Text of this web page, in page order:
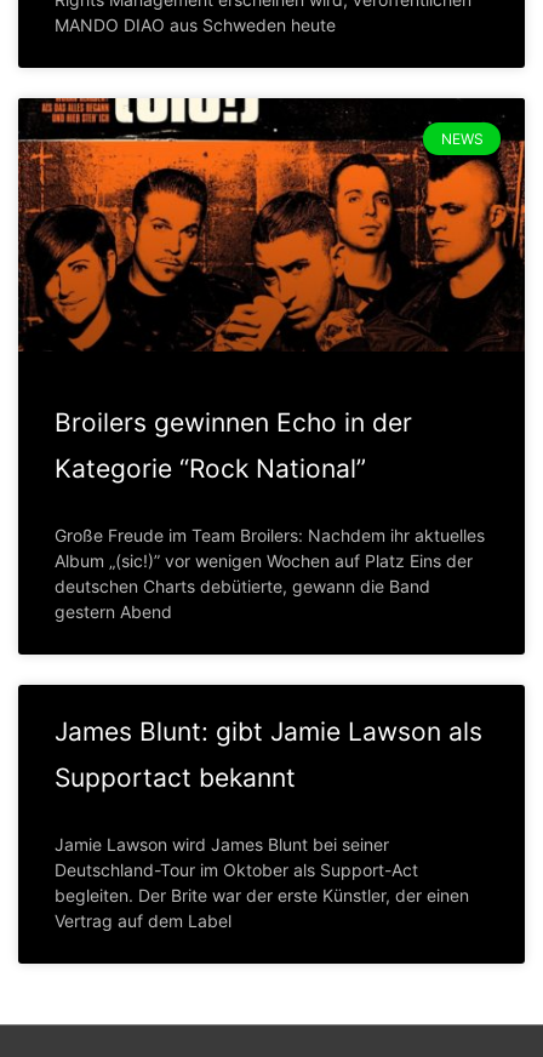
MANDO DIAO aus Schweden heute
NEWS
Broilers gewinnen Echo in der
Kategorie “Rock National”
Große Freude im Team Broilers: Nachdem ihr aktuelles
Album „(sic!)” vor wenigen Wochen auf Platz Eins der
deutschen Charts debütierte, gewann die Band
gestern Abend
James Blunt: gibt Jamie Lawson als
Supportact bekannt
Jamie Lawson wird James Blunt bei seiner
Deutschland-Tour im Oktober als Support-Act
begleiten. Der Brite war der erste Künstler, der einen
Vertrag auf dem Label